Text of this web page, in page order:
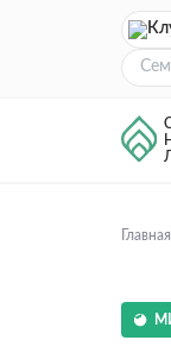
Главная